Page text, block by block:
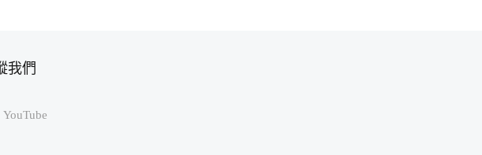
我們
YouTube